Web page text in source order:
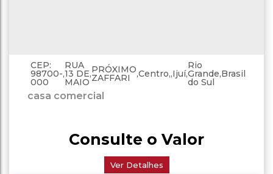
casa comercial
Consulte o Valor
CEP:
98700-
000
,
RUA
13 DE
MAIO
,PRÓXIMO
ZAFFARI ,Centro ,Ijuí,
Rio
Grande
do Sul
,Brasil
Ver Detalhes